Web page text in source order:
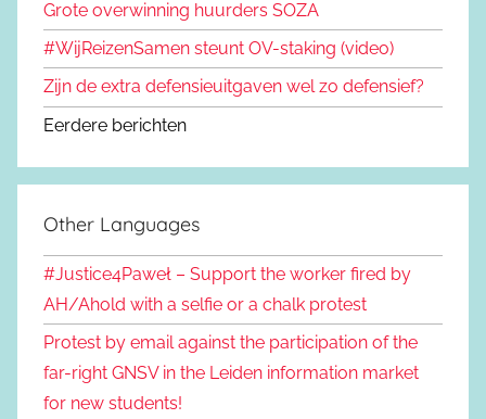
Grote overwinning huurders SOZA
#WijReizenSamen steunt OV-staking (video)
Zijn de extra defensieuitgaven wel zo defensief?
Eerdere berichten
Other Languages
#Justice4Paweł – Support the worker fired by
AH/Ahold with a selfie or a chalk protest
Protest by email against the participation of the
far-right GNSV in the Leiden information market
for new students!